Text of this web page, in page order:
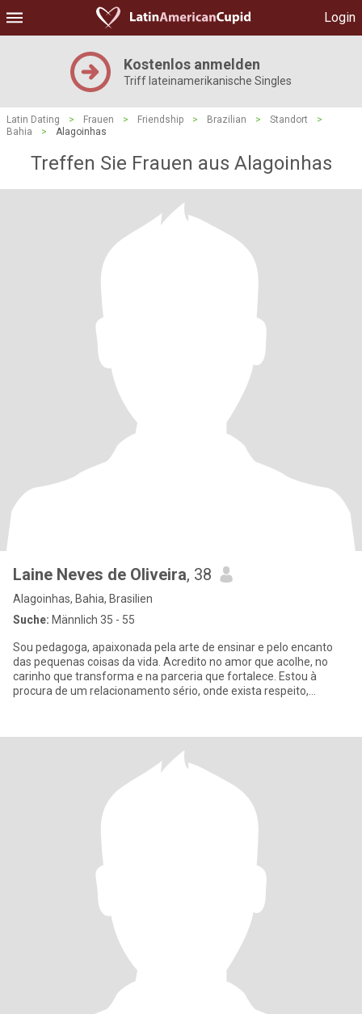
Login
Kostenlos anmelden
Triff lateinamerikanische Singles
Latin Dating > Frauen > Friendship > Brazilian > Standort
>
Bahia
> Alagoinhas
Treffen Sie Frauen aus Alagoinhas
Laine Neves de Oliveira, 38
Alagoinhas, Bahia, Brasilien
Suche: Männlich 35 - 55
Sou pedagoga, apaixonada pela arte de ensinar e pelo encanto
das pequenas coisas da vida. Acredito no amor que acolhe, no
carinho que transforma e na parceria que fortalece. Estou à
procura de um relacionamento sério, onde exista respeito,